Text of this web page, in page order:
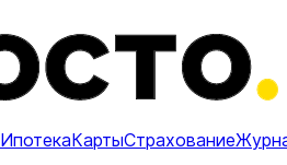
ИпотекаКартыСтрахование